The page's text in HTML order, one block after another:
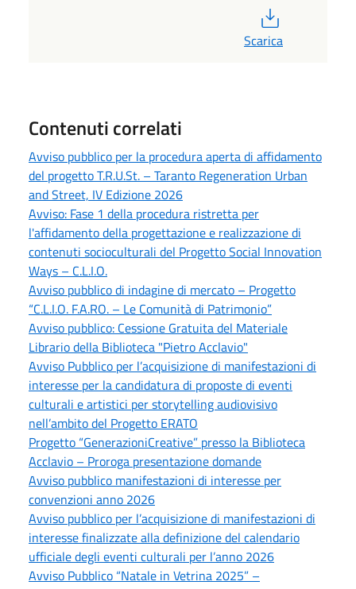
Scarica
Contenuti correlati
Avviso pubblico per la procedura aperta di affidamento
del progetto T.R.U.St. – Taranto Regeneration Urban
and Street, IV Edizione 2026
Avviso: Fase 1 della procedura ristretta per
l'affidamento della progettazione e realizzazione di
contenuti socioculturali del Progetto Social Innovation
Ways – C.L.I.O.
Avviso pubblico di indagine di mercato – Progetto
“C.L.I.O. F.A.RO. – Le Comunità di Patrimonio”
Avviso pubblico: Cessione Gratuita del Materiale
Librario della Biblioteca "Pietro Acclavio"
Avviso Pubblico per l’acquisizione di manifestazioni di
interesse per la candidatura di proposte di eventi
culturali e artistici per storytelling audiovisivo
nell’ambito del Progetto ERATO
Progetto “GenerazioniCreative” presso la Biblioteca
Acclavio – Proroga presentazione domande
Avviso pubblico manifestazioni di interesse per
convenzioni anno 2026
Avviso pubblico per l’acquisizione di manifestazioni di
interesse finalizzate alla definizione del calendario
ufficiale degli eventi culturali per l’anno 2026
Avviso Pubblico “Natale in Vetrina 2025” –